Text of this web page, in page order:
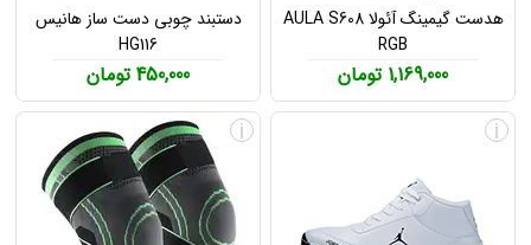
هدست گیمینگ آئولا AULA S608
RGB
1,169,000 تومان
دستبند چوبی دست ساز هانیس
HG116
450,000 تومان
i
i